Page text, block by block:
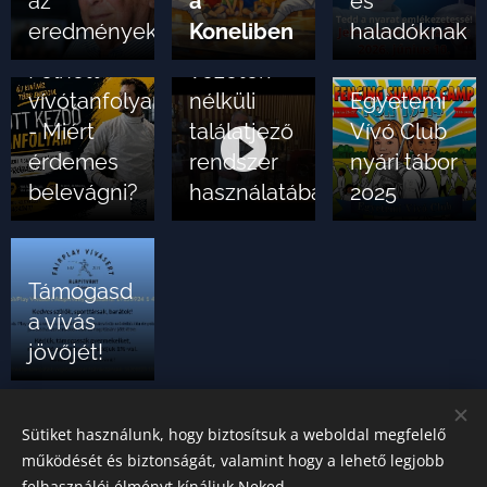
eredményeken Koneliben
haladóknak
vívótanfolyam
- Miért
érdemes
belevágni?
Calibur
Wireless
nélküli
találatjező
rendszer
használatában
Egyetemi
Vívó Club
nyári tábor
2025
Támogasd
a vívás
jövőjét!
Sütiket használunk, hogy biztosítsuk a weboldal megfelelő
működését és biztonságát, valamint hogy a lehető legjobb